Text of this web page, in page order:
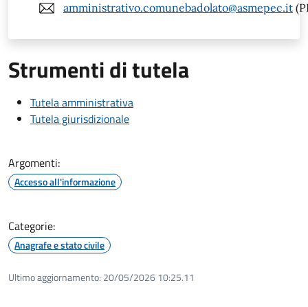
amministrativo.comunebadolato@asmepec.it
Strumenti di tutela
Tutela amministrativa
Tutela giurisdizionale
Argomenti:
Accesso all'informazione
Categorie:
Anagrafe e stato civile
Ultimo aggiornamento: 20/05/2026 10:25.11